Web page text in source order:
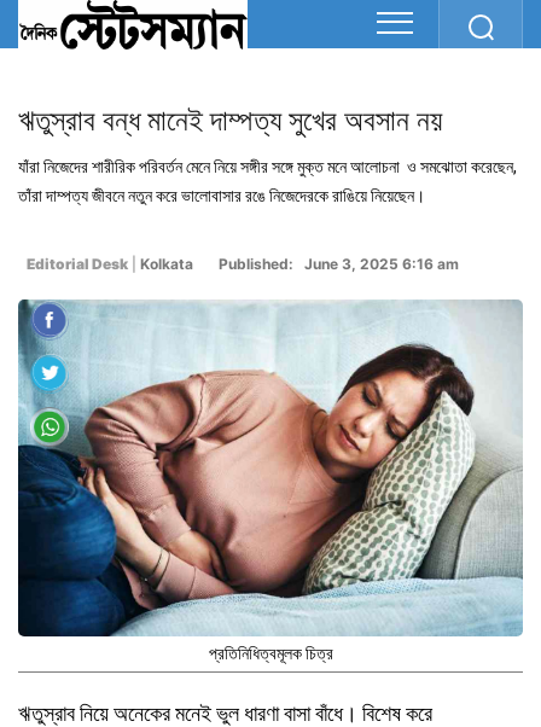
ঋতুস্রাব বন্ধ মানেই দাম্পত্য সুখের অবসান নয়
যাঁরা নিজেদের শারীরিক পরিবর্তন মেনে নিয়ে সঙ্গীর সঙ্গে মুক্ত মনে আলোচনা ও সমঝোতা করেছেন,
তাঁরা দাম্পত্য জীবনে নতুন করে ভালোবাসার রঙে নিজেদেরকে রাঙিয়ে নিয়েছেন।
Editorial Desk Kolkata Published: June 3, 2025 6:16 am
প্রতিনিধিত্বমূলক চিত্র
ঋতুস্রাব নিয়ে অনেকের মনেই ভুল ধারণা বাসা বাঁধে। বিশেষ করে